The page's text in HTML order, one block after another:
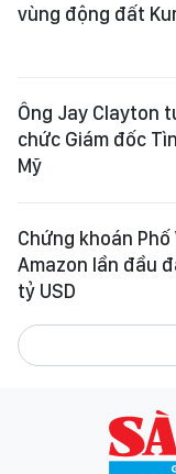
vùng động đất
Ông Jay Clayton
chức Giám đốc
Mỹ
Chứng khoán
Amazon lần đầu
tỷ USD